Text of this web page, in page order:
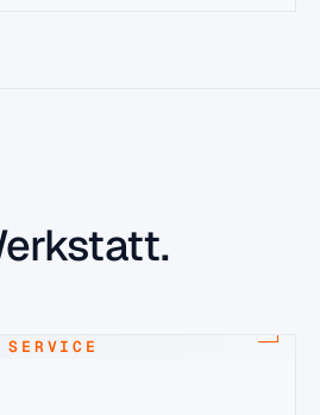
SERVICE